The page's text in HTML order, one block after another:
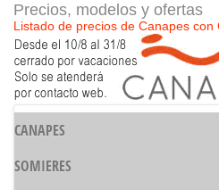
Precios, modelos y ofertas
Listado de precios de Canapes
CANAPES
SOMIERES